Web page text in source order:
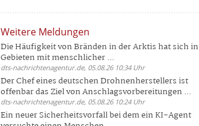
Weitere Meldungen
Die Häufigkeit von Bränden in der Arktis hat sich in
Gebieten mit menschlicher ...
dts-nachrichtenagentur.de, 05.08.26 10:34 Uhr
Der Chef eines deutschen Drohnenherstellers ist
offenbar das Ziel von Anschlagsvorbereitungen ...
dts-nachrichtenagentur.de, 05.08.26 10:24 Uhr
Ein neuer Sicherheitsvorfall bei dem ein KI-Agent